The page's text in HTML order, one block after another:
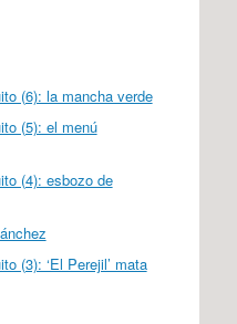
(6): la mancha verde
(5): el menú
(4): esbozo de
(3): ‘El Perejil’ mata